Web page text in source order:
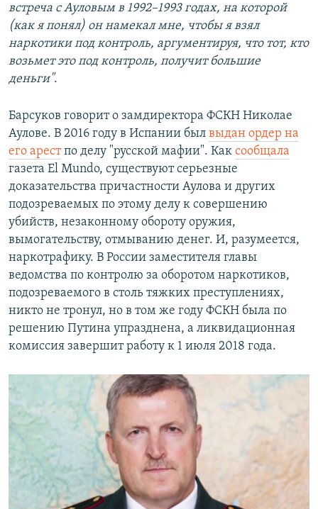
встреча с Ауловым в 1992–1993 годах, на которой
(как я понял) он намекал мне, чтобы я взял
наркотики под контроль, аргументируя, что тот, кто
возьмет это под контроль, получит большие
деньги".
Барсуков говорит о замдиректора ФСКН Николае
Аулове. В 2016 году в Испании был выдан ордер на
его арестпо делу "русской мафии". Как сообщала
газета El Mundo, существуют серьезные
доказательства причастности Аулова и других
подозреваемых по этому делу к совершению
убийств, незаконному обороту оружия,
вымогательству, отмыванию денег. И, разумеется,
наркотрафику. В России заместителя главы
ведомства по контролю за оборотом наркотиков,
подозреваемого в столь тяжких преступлениях,
никто не тронул, но в том же году ФСКН была по
решению Путина упразднена, а ликвидационная
комиссия завершит работу к 1 июля 2018 года.